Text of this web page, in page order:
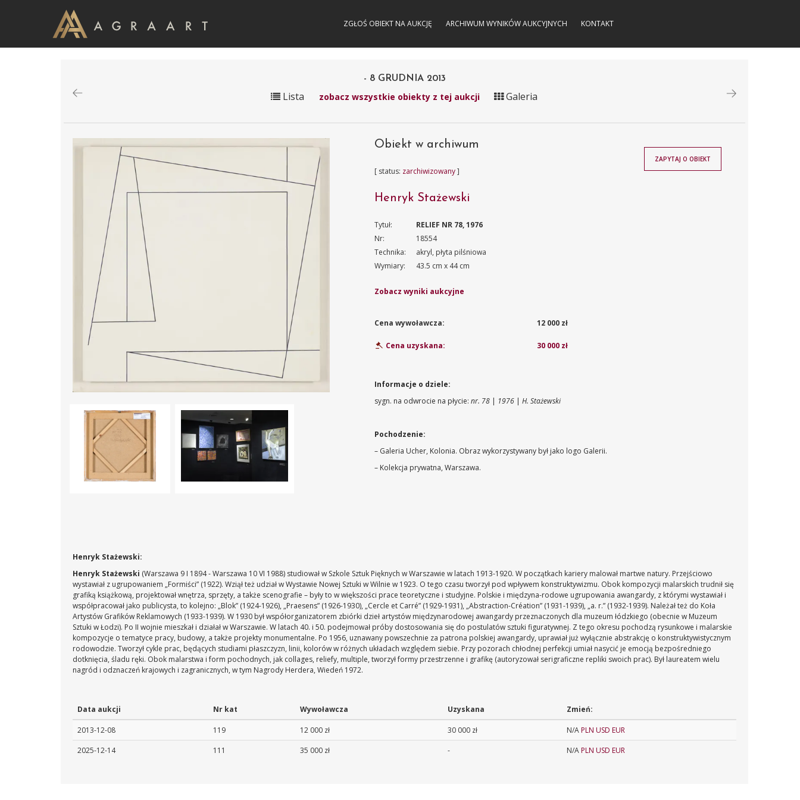
ZGŁOŚ OBIEKT NA AUKCJĘ ARCHIWUM WYNIKÓW AUKCYJNYCH KONTAKT
- 8 GRUDNIA 2013
Lista zobacz wszystkie obiekty z tej aukcji Galeria
Obiekt w archiwum
[ status: zarchiwizowany]
Henryk Stażewski
Tytuł:
RELIEF NR 78, 1976
Nr:
18554
Technika:
akryl, płyta pilśniowa
Wymiary:
43.5 cm x 44 cm
Zobacz wyniki aukcyjne
Cena wywoławcza: 12 000 zł
Cena uzyskana: 30 000 zł
ZAPYTAJ O OBIEKT
Informacje o dziele:
sygn. na odwrocie na płycie:nr. 78 | 1976 |H. Stażewski
Pochodzenie:
– Galeria Ucher, Kolonia. Obraz wykorzystywany był jako logo Galerii.
– Kolekcja prywatna, Warszawa.
Henryk Stażewski:
Henryk Stażewski (Warszawa 9 I 1894 - Warszawa 10 VI 1988) studiował w Szkole Sztuk Pięknych w Warszawie w latach 1913-1920. W początkach kariery malował martwe natury. Przejściowo
wystawiał z ugrupowaniem „Formiści” (1922). Wziął też udział w Wystawie Nowej Sztuki w Wilnie w 1923. O tego czasu tworzył pod wpływem konstruktywizmu. Obok kompozycji malarskich trudnił się
grafiką książkową, projektował wnętrza, sprzęty, a także scenografie – były to w większości prace teoretyczne i studyjne. Polskie i międzyna-rodowe ugrupowania awangardy, z którymi wystawiał i
współpracował jako publicysta, to kolejno: „Blok” (1924-1926), „Praesens” (1926-1930), „Cercle et Carré” (1929-1931), „Abstraction-Création” (1931-1939), „a. r.” (1932-1939). Należał też do Koła
Artystów Grafików Reklamowych (1933-1939). W 1930 był współorganizatorem zbiórki dzieł artystów międzynarodowej awangardy przeznaczonych dla muzeum łódzkiego (obecnie w Muzeum
Sztuki w Łodzi). Po II wojnie mieszkał i działał w Warszawie. W latach 40. i 50. podejmował próby dostosowania się do postulatów sztuki figuratywnej. Z tego okresu pochodzą rysunkowe i malarskie
kompozycje o tematyce pracy, budowy, a także projekty monumentalne. Po 1956, uznawany powszechnie za patrona polskiej awangardy, uprawiał już wyłącznie abstrakcję o konstruktywistycznym
rodowodzie. Tworzył cykle prac, będących studiami płaszczyzn, linii, kolorów w różnych układach względem siebie. Przy pozorach chłodnej perfekcji umiał nasycić je emocją bezpośredniego
dotknięcia, śladu ręki. Obok malarstwa i form pochodnych, jak collages, reliefy, multiple, tworzył formy przestrzenne i grafikę (autoryzował serigraficzne repliki swoich prac). Był laureatem wielu
nagród i odznaczeń krajowych i zagranicznych, w tym Nagrody Herdera, Wiedeń 1972.
Data aukcji Nr kat Wywoławcza Uzyskana Zmień:
2013-12-08 119 12 000 zł 30 000 zł N/APLN USD EUR
2025-12-14
111 35 000 zł - N/APLN USD EUR